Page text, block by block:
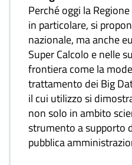
Perché oggi la
in particolare, si
nazionale, ma anche
Super Calcolo e nelle
frontiera come la
trattamento dei Big
il cui utilizzo si
non solo in ambito
strumento a supporto
pubblica